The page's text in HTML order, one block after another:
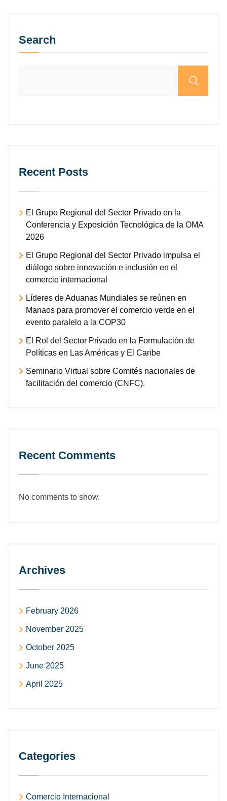
Search
Recent Posts
El Grupo Regional del Sector Privado en la
Conferencia y Exposición Tecnológica de la OMA
2026
El Grupo Regional del Sector Privado impulsa el
diálogo sobre innovación e inclusión en el
comercio internacional
Líderes de Aduanas Mundiales se reúnen en
Manaos para promover el comercio verde en el
evento paralelo a la COP30
El Rol del Sector Privado en la Formulación de
Políticas en Las Américas y El Caribe
Seminario Virtual sobre Comités nacionales de
facilitación del comercio (CNFC).
Recent Comments
No comments to show.
Archives
February 2026
November 2025
October 2025
June 2025
April 2025
Categories
Comercio Internacional